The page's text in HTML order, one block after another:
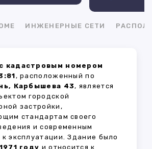
ИНЖЕНЕРНЫЕ СЕТИ
кадастровым номером
, расположенный по
Карбышева 43, является
городской
застройки,
стандартам своего
и современным
эксплуатации. Здание было
1971 году и относится к